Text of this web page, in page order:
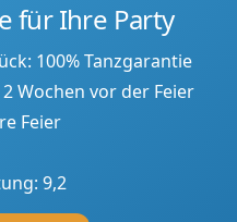
für Ihre Party
100% Tanzgarantie
Wochen vor der Feier
Feier
9,2